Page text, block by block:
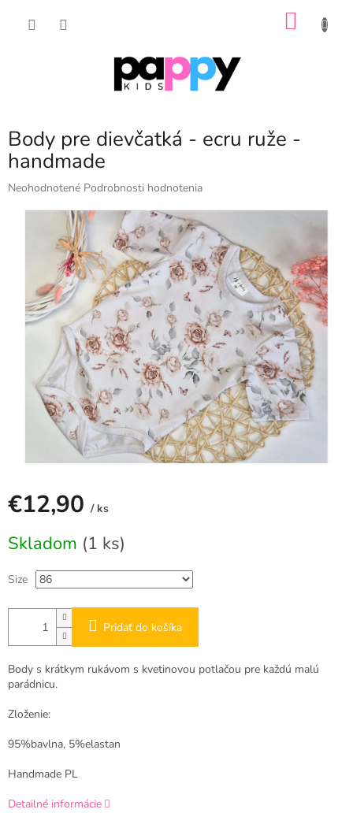
Body pre dievčatká - ecru ruže -
handmade
Priemerné
hviezdičiek.
Neohodnotené Podrobnosti hodnotenia
€12,90 / ks
cena:
Skladom (1 ks)
Size
Pridať do košíka
Body s krátkym rukávom s kvetinovou potlačou pre každú malú
parádnicu.
Zloženie:
95%bavlna, 5%elastan
Handmade PL
Detailné informácie